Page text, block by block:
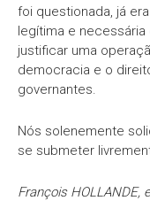
foi questionada, já
legítima e
justificar uma
democracia e o
governantes.
Nós solenemente
se submeter
François HOLLANDE,